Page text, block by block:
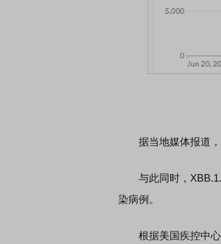
据当地媒体报道，
与此同时，
染病例。
根据美国疾控中心